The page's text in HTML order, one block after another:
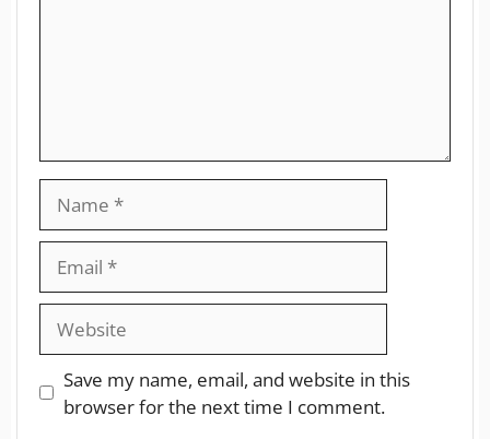
Save my name, email, and website in this
browser for the next time I comment.